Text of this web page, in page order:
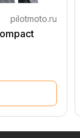
pilotmoto.ru